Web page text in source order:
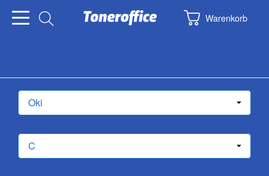
Warenkorb